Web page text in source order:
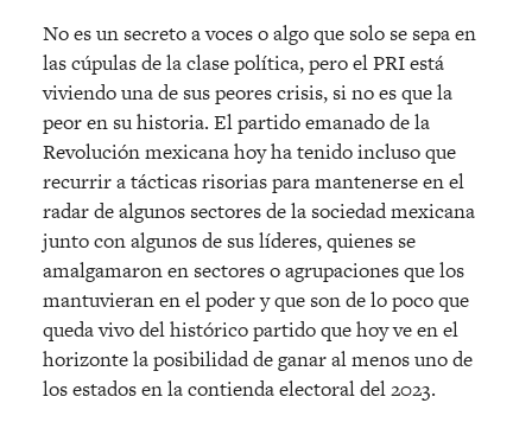
No es un secreto a voces o algo que solo se sepa en
las cúpulas de la clase política, pero el PRI está
viviendo una de sus peores crisis, si no es que la
peor en su historia. El partido emanado de la
Revolución mexicana hoy ha tenido incluso que
recurrir a tácticas risorias para mantenerse en el
radar de algunos sectores de la sociedad mexicana
junto con algunos de sus líderes, quienes se
amalgamaron en sectores o agrupaciones que los
mantuvieran en el poder y que son de lo poco que
queda vivo del histórico partido que hoy ve en el
horizonte la posibilidad de ganar al menos uno de
los estados en la contienda electoral del 2023.